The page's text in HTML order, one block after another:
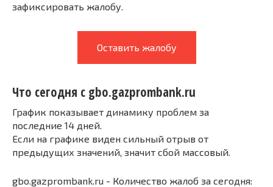
зафиксировать жалобу.
Оставить жалобу
Что сегодня с gbo.gazprombank.ru
График показывает динамику проблем за
последние 14 дней.
Если на графике виден сильный отрыв от
предыдущих значений, значит сбой массовый.
gbo.gazprombank.ru - Количество жалоб за сегодня: